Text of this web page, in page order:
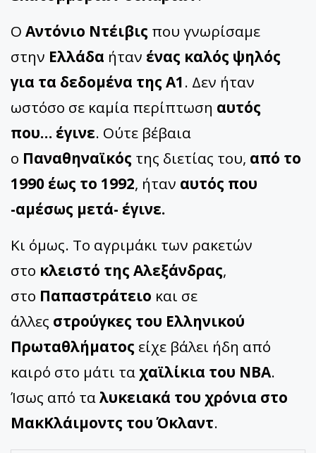
Ο Αντόνιο Ντέιβις που γνωρίσαμε
στην Ελλάδα ήταν ένας καλός ψηλός
για τα δεδομένα της Α1. Δεν ήταν
ωστόσο σε καμία περίπτωση αυτός
που… έγινε. Ούτε βέβαια
ο Παναθηναϊκός της διετίας του, από το
1990 έως το 1992, ήταν αυτός που
-αμέσως μετά- έγινε.
Κι όμως. Το αγριμάκι των ρακετών
στο κλειστό της Αλεξάνδρας,
στο Παπαστράτειο και σε
άλλες στρούγκες του Ελληνικού
Πρωταθλήματος είχε βάλει ήδη από
καιρό στο μάτι τα χαϊλίκια του ΝΒΑ.
Ίσως από ταλυκειακά του χρόνια στο
ΜακΚλάιμοντς του Όκλαντ.